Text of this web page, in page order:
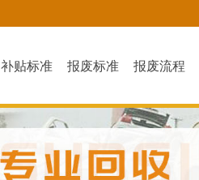
补贴标准 报废标准 报废流程